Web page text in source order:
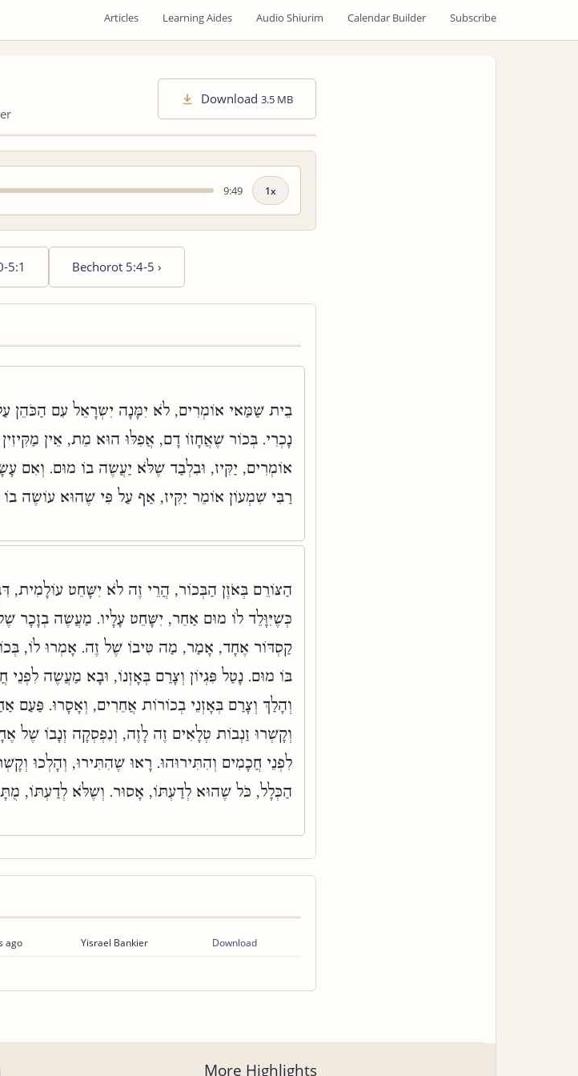
Articles Learning Aides Audio Shiurim Calendar Builder Subscribe
Download 3.5 MB
9:49
Playback
5:1 Bechorot 5:4-5 ›
בֵית שַׁמַּאי אוֹמְרִים, לֹא יִמָּנָה יִשְׂרָאֵל עִם הַכֹּהֵן
נָכְרִי. בְּכוֹר שֶׁאֲחָזוֹ דָם, אֲפִלּוּ הוּא מֵת, אֵין
אוֹמְרִים, יַקִּיז, וּבִלְבַד שֶׁלֹּא יַעֲשֶׂה בוֹ מוּם. וְאִם
רַבִּי שִׁמְעוֹן אוֹמֵר יַקִּיז, אַף עַל פִּי שֶׁהוּא עוֹשֶׂה בוֹ
הַצּוֹרֵם בְּאֹזֶן הַבְּכוֹר, הֲרֵי זֶה לֹא יִשָּׁחֵט עוֹלָמִית,
כְּשֶׁיִּוָּלֵד לוֹ מוּם אַחֵר, יִשָּׁחֵט עָלָיו. מַעֲשֶׂה בְזָכָר
קַסְדּוֹר אֶחָד, אָמַר, מַה טִּיבוֹ שֶׁל זֶה. אָמְרוּ לוֹ,
בּוֹ מוּם. נָטַל פִּגְיוֹן וְצָרַם בְּאָזְנוֹ, וּבָא מַעֲשֶׂה
וְהָלַךְ וְצָרַם בְּאָזְנֵי בְכוֹרוֹת אֲחֵרִים, וְאָסָרוּ. פַּעַם
וְקָשְׁרוּ זַנְבוֹת טְלָאִים זֶה לָזֶה, וְנִפְסְקָה זְנָבוֹ שֶׁל
לִפְנֵי חֲכָמִים וְהִתִּירוּהוּ. רָאוּ שֶׁהִתִּירוּ, וְהָלְכוּ
הַכְּלָל, כֹּל שֶׁהוּא לְדַעְתּוֹ, אָסוּר. וְשֶׁלֹּא לְדַעְתּוֹ,
ago Yisrael Bankier Download
More Highlights